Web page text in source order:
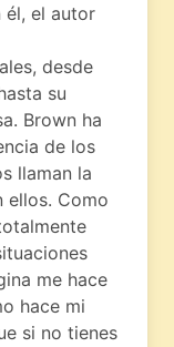
él, el autor
desde
su
Brown ha
de los
llaman la
ellos. Como
me hace
hace mi
si no tienes